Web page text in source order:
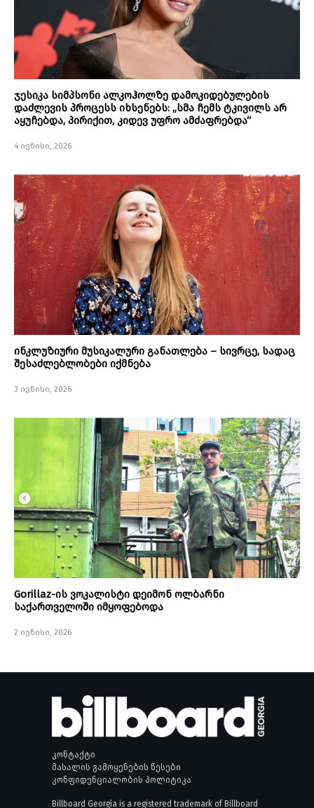
ჯესიკა სიმპსონი ალკოჰოლზე დამოკიდებულების
დაძლევის პროცესს იხსენებს: „სმა ჩემს ტკივილს არ
აყუჩებდა, პირიქით, კიდევ უფრო ამძაფრებდა“
4 ივნისი, 2026
ინკლუზიური მუსიკალური განათლება – სივრცე, სადაც
შესაძლებლობები იქმნება
3 ივნისი, 2026
Gorillaz-ის ვოკალისტი დეიმონ ოლბარნი
საქართველოში იმყოფებოდა
2 ივნისი, 2026
კონტაქტი
მასალის გამოყენების წესები
კონფიდენციალობის პოლიტიკა
Billboard Georgia is a registered trademark of Billboard